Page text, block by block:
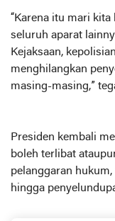
“Karena itu mari
seluruh aparat
Kejaksaan,
menghilangkan
masing-masing,”
Presiden kembali
boleh terlibat
pelanggaran
hingga